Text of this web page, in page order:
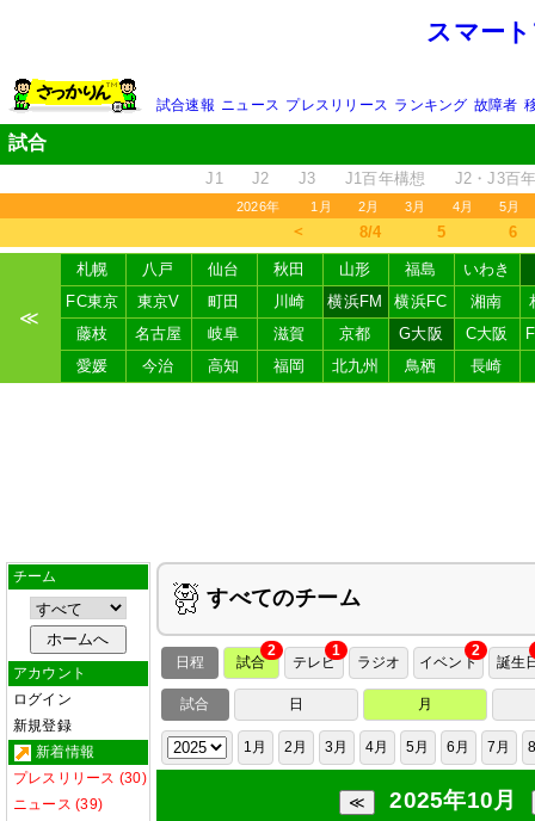
スマー
試合速報 ニュース プレスリリース ランキング 故障者
試合
J1 J2 J3 J1百年構想 J2・J3百
2026年 1月 2月 3月 4月 5月
＜ 8/4 5 6
≪
札幌 八戸 仙台 秋田 山形 福島
いわき
FC東京
東京V 町田 川崎 横浜FM 横浜FC 湘南
藤枝
名古屋 岐阜 滋賀 京都 G大阪 C大阪
愛媛
今治 高知 福岡 北九州 鳥栖 長崎
チーム
アカウント
ログイン
新規登録
新着情報
プレスリリース (30)
ニュース (39)
すべてのチーム
日程
2
試合
1
テレビ ラジオ
2
イベント 誕生
試合 日 月
1月 2月 3月 4月 5月 6月 7月
2025年10月